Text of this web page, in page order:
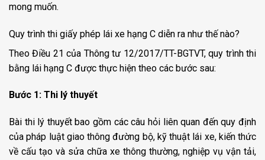
mong muốn.
Quy trình thi giấy phép lái xe hạng C diễn ra như thế nào?
Theo Điều 21 của Thông tư 12/2017/TT-BGTVT, quy trình thi
bằng lái hạng C được thực hiện theo các bước sau:
Bước 1: Thi lý thuyết
Bài thi lý thuyết bao gồm các câu hỏi liên quan đến quy định
của pháp luật giao thông đường bộ, kỹ thuật lái xe, kiến thức
về cấu tạo và sửa chữa xe thông thường, nghiệp vụ vận tải,